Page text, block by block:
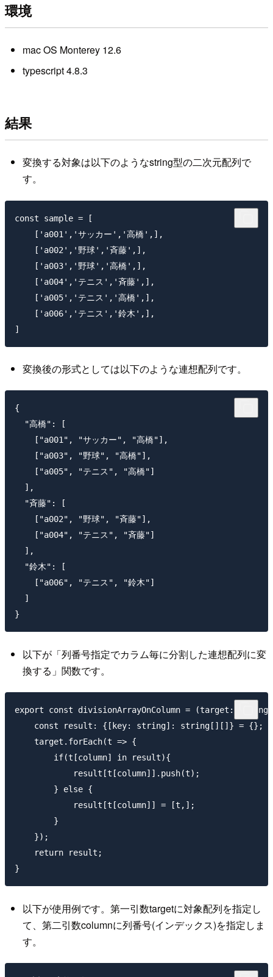
環境
mac OS Monterey 12.6
typescript 4.8.3
結果
変換する対象は以下のようなstring型の二次元配列で
す。
const sample = [
    ['a001','サッカー','高橋',],
    ['a002','野球','斉藤',],
    ['a003','野球','高橋',],
    ['a004','テニス','斉藤',],
    ['a005','テニス','高橋',],
    ['a006','テニス','鈴木',],
変換後の形式としては以下のような連想配列です。
{
  "高橋": [
    ["a001", "サッカー", "高橋"],
    ["a003", "野球", "高橋"],
    ["a005", "テニス", "高橋"]
  ],
  "斉藤": [
    ["a002", "野球", "斉藤"],
    ["a004", "テニス", "斉藤"]
  ],
  "鈴木": [
    ["a006", "テニス", "鈴木"]
  ]
以下が「列番号指定でカラム毎に分割した連想配列に変
換する」関数です。
export const divisionArrayOnColumn = (target:
    const result: {[key: string]: string[][]} = {};
    target.forEach(t => {
        if(t[column] in result){
            result[t[column]].push(t);
        } else {
            result[t[column]] = [t,];
        }
    });
    return result;
以下が使用例です。第一引数targetに対象配列を指定し
て、第二引数columnに列番号(インデックス)を指定しま
す。